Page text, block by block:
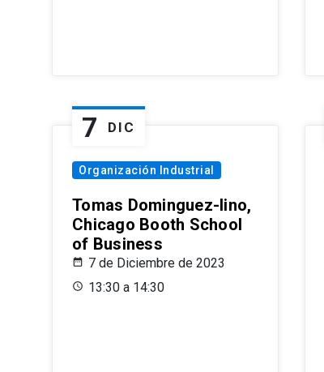
7 DIC
Organización Industrial
Tomas Dominguez-Iino,
Chicago Booth School
of Business
7 de Diciembre de 2023
13:30 a 14:30